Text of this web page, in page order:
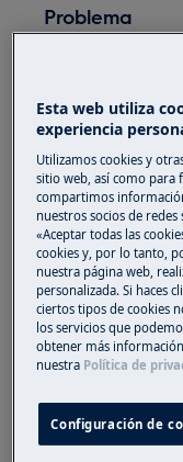
Problema
He recibido un
Solución
Puedes
especializado
chat, que
contacto de
¿Necesita
agente en vivo.
¿Le ha
Esta web utiliza
experiencia
Utilizamos cookies y
sitio web, así como para
compartimos
nuestros socios de redes
«Aceptar todas las
cookies y, por lo tanto,
nuestra página web,
personalizada. Si haces
ciertos tipos de cookies
los servicios que
obtener más
nuestra Política de
Configuración de